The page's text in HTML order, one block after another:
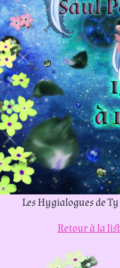
Les Hygialogues de
Retour à la